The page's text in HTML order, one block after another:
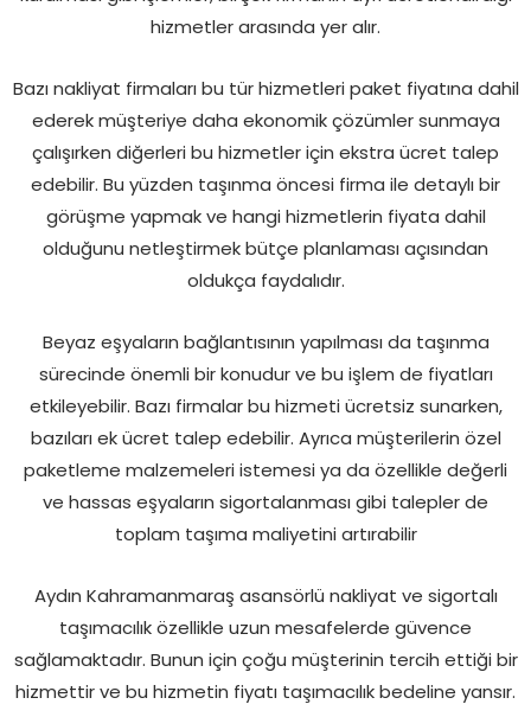
hizmetler arasında yer alır.
Bazı nakliyat firmaları bu tür hizmetleri paket fiyatına dahil
ederek müşteriye daha ekonomik çözümler sunmaya
çalışırken diğerleri bu hizmetler için ekstra ücret talep
edebilir. Bu yüzden taşınma öncesi firma ile detaylı bir
görüşme yapmak ve hangi hizmetlerin fiyata dahil
olduğunu netleştirmek bütçe planlaması açısından
oldukça faydalıdır.
Beyaz eşyaların bağlantısının yapılması da taşınma
sürecinde önemli bir konudur ve bu işlem de fiyatları
etkileyebilir. Bazı firmalar bu hizmeti ücretsiz sunarken,
bazıları ek ücret talep edebilir. Ayrıca müşterilerin özel
paketleme malzemeleri istemesi ya da özellikle değerli
ve hassas eşyaların sigortalanması gibi talepler de
toplam taşıma maliyetini artırabilir
Aydın Kahramanmaraş asansörlü nakliyat ve sigortalı
taşımacılık özellikle uzun mesafelerde güvence
sağlamaktadır. Bunun için çoğu müşterinin tercih ettiği bir
hizmettir ve bu hizmetin fiyatı taşımacılık bedeline yansır.